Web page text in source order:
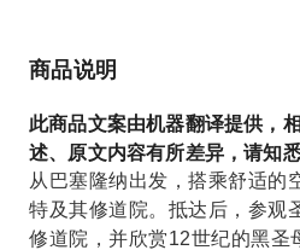
最多八人的小团旅游确保个
商品说明
此商品文案由机器翻译提供，
述、原文内容有所差异，请知悉
从巴塞隆纳出发，搭乘舒适的
特及其修道院。抵达后，参观
修道院，并欣赏12世纪的黑圣